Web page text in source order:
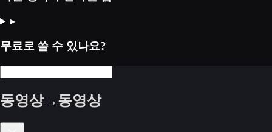
▸
무료로 쓸 수 있나요?
동영상→동영상